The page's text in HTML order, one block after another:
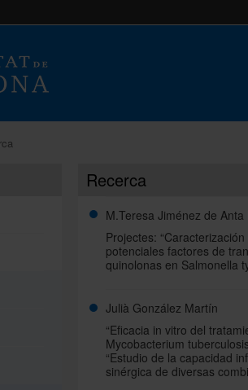
Recerca
M.Teresa Jiménez de Anta
Projectes:
potenciales factores de
quinolonas en Salmonella
Julià González Martín
“Eficacia in vitro del
Mycobacterium
“Estudio de la capacidad
sinérgica de diversas